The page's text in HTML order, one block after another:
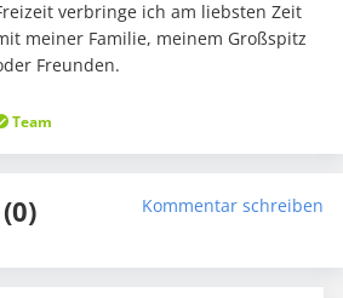
verbringe ich am liebsten Zeit
meiner Familie, meinem Großspitz
Freunden.
Team
Kommentar schreiben